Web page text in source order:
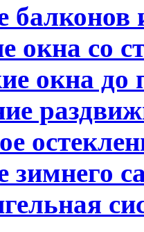
балконов
окна со
окна до
зимнего